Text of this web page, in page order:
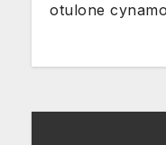
otulone